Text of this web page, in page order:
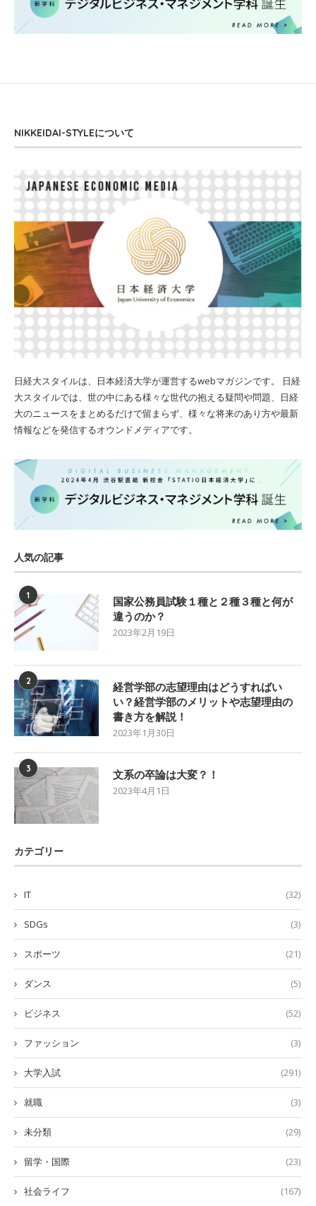
NIKKEIDAI-STYLEについて
日経大スタイルは、日本経済大学が運営するwebマガジンです。 日経
大スタイルでは、世の中にある様々な世代の抱える疑問や問題、日経
大のニュースをまとめるだけで留まらず、様々な将来のあり方や最新
情報などを発信するオウンドメディアです。
人気の記事
1
国家公務員試験１種と２種３種と何が
違うのか？
2023年2月19日
2
経営学部の志望理由はどうすればい
い？経営学部のメリットや志望理由の
書き方を解説！
2023年1月30日
3 文系の卒論は大変？！
2023年4月1日
カテゴリー
IT (32)
SDGs (3)
スポーツ (21)
ダンス (5)
ビジネス (52)
ファッション (3)
大学入試 (291)
就職 (3)
未分類 (29)
留学・国際 (23)
社会ライフ (167)